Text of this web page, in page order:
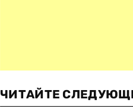
ЧИТАЙТЕ